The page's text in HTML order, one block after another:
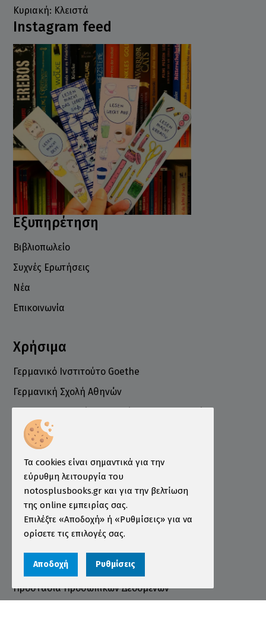
Κυριακή: Κλειστά
Instagram feed
Εξυπηρέτηση
Βιβλιοπωλείο
Συχνές Ερωτήσεις
Νέα
Επικοινωνία
Χρήσιμα
Γερμανικό Ινστιτούτο Goethe
Γερμανική Σχολή Αθηνών
Επιμελητήριο
Ινστιτούτο ÖSD Ελλάδας
Πληροφορίες
Τρόποι Παραγγελίας
Τρόποι Πληρωμής
Τρόποι Αποστολής
Όροι χρήσης
Προστασία Προσωπικών Δεδομένων
Τα cookies είναι σημαντικά για την
εύρυθμη λειτουργία του
notosplusbooks.gr και για την βελτίωση
της online εμπειρίας σας.
Επιλέξτε «Αποδοχή» ή «Ρυθμίσεις» για να
ορίσετε τις επιλογές σας.
Αποδοχή Ρυθμίσεις